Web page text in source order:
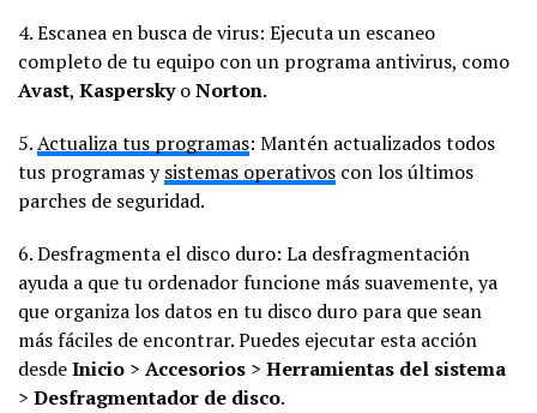
4. Escanea en busca de virus: Ejecuta un escaneo
completo de tu equipo con un programa antivirus, como
Avast, KasperskyoNorton.
5.Actualiza tus programas: Mantén actualizados todos
tus programas ysistemas operativos con los últimos
parches de seguridad.
6. Desfragmenta el disco duro: La desfragmentación
ayuda a que tu ordenador funcione más suavemente, ya
que organiza los datos en tu disco duro para que sean
más fáciles de encontrar. Puedes ejecutar esta acción
desdeInicio > Accesorios > Herramientas del sistema
> Desfragmentador de disco.